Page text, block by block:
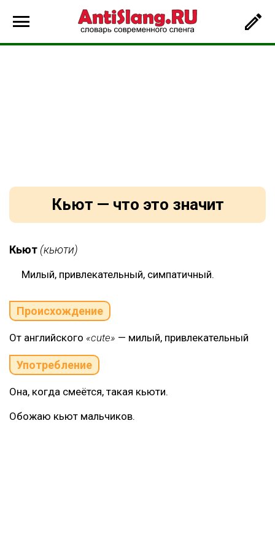
Кьют — что это значит
Кьют (кьюти)
Милый, привлекательный, симпатичный.
Происхождение
От английского «cute» — милый, привлекательный
Употребление
Она, когда смеётся, такая кьюти.
Обожаю кьют мальчиков.